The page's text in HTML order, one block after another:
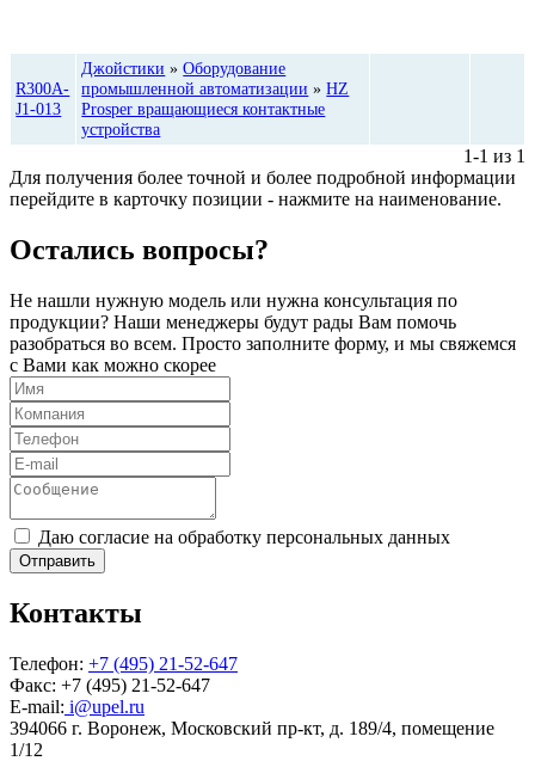
R300A-
J1-013
Джойстики »Оборудование
промышленной автоматизации »HZ
Prosper вращающиеся контактные
устройства
1-1 из 1
Для получения более точной и более подробной информации
перейдите в карточку позиции - нажмите на наименование.
Остались вопросы?
Не нашли нужную модель или нужна консультация по
продукции? Наши менеджеры будут рады Вам помочь
разобраться во всем. Просто заполните форму, и мы свяжемся
с Вами как можно скорее
Даю согласие на обработку персональных данных
Отправить
Контакты
Телефон: +7 (495) 21-52-647
Факс: +7 (495) 21-52-647
E-mail: i@upel.ru
394066 г. Воронеж, Московский пр-кт, д. 189/4, помещение
1/12